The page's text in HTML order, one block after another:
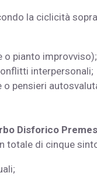
la ciclicità
o pianto improvviso);
interpersonali;
pensieri
Disforico
totale di cinque